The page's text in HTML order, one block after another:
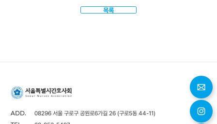
목록
ADD. 08296 서울 구로구 공원로6가길 26 (구로5동 44-11)